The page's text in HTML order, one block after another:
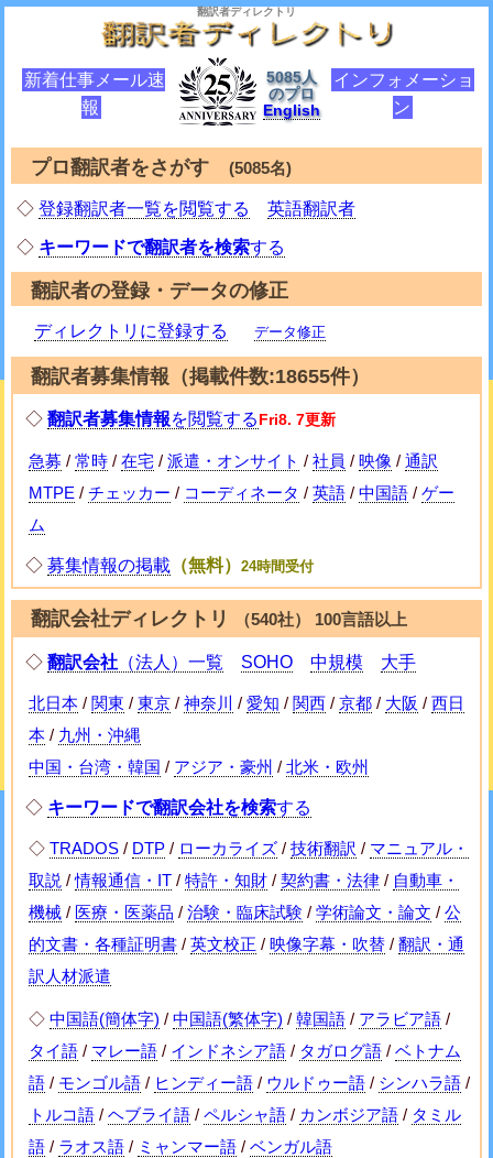
翻訳者ディレクトリ
新着仕事メール速
報
5085人
のプロ
English
インフォメーショ
ン
プロ翻訳者をさがす (5085名)
◇登録翻訳者一覧を閲覧する 英語翻訳者
◇ キーワードで翻訳者を検索する
翻訳者の登録・データの修正
ディレクトリに登録する データ修正
翻訳者募集情報（掲載件数:18655件）
◇翻訳者募集情報を閲覧する Fri8. 7更新
急募 /常時 /在宅 /派遣・オンサイト /社員 /映像 /通訳
MTPE /チェッカー / コーディネータ /英語 /中国語 /ゲー
ム
◇募集情報の掲載 （無料）24時間受付
翻訳会社ディレクトリ （540社） 100言語以上
◇翻訳会社 （法人）一覧 SOHO 中規模 大手
北日本 / 関東 /東京 /神奈川 /愛知 / 関西 /京都 / 大阪 /西日
本 / 九州・沖縄
中国・台湾・韓国 / アジア・豪州 /北米・欧州
◇ キーワードで翻訳会社を検索する
◇TRADOS / DTP / ローカライズ /技術翻訳 / マニュアル・
取説 /情報通信・IT /特許・知財 /契約書・法律 / 自動車・
機械 / 医療・医薬品 /治験・臨床試験 /学術論文・論文 /公
的文書・各種証明書 /英文校正 /映像字幕・吹替 /翻訳・通
訳人材派遣
◇中国語(簡体字) /中国語(繁体字) /韓国語 / アラビア語 /
タイ語 / マレー語 / インドネシア語 / タガログ語 /ベトナム
語 / モンゴル語 / ヒンディー語 / ウルドゥー語 / シンハラ語 /
トルコ語 /ヘブライ語 /ペルシャ語 / カンボジア語 / タミル
語 / ラオス語 / ミャンマー語 /ベンガル語